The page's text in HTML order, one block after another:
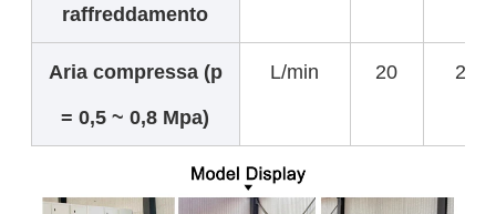
raffreddamento
Aria compressa (p
= 0,5 ~ 0,8 Mpa)
L/min 20 20